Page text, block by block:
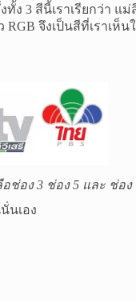
ทั้ง 3 สีนี้เราเรียกว่า แ
RGBจึงเป็นสีที่เราเห็
ช่อง 3 ช่อง 5 และ ช่อ
นเอง